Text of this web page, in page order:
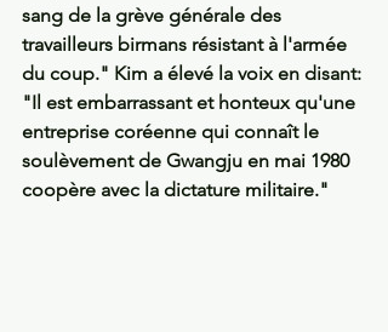
sang de la grève générale des
travailleurs birmans résistant à l'armée
du coup." Kim a élevé la voix en disant:
"Il est embarrassant et honteux qu'une
entreprise coréenne qui connaît le
soulèvement de Gwangju en mai 1980
coopère avec la dictature militaire."